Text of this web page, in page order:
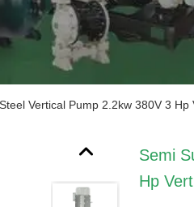
Vertical Pump 2.2kw 380V 3 Hp
Semi
Hp